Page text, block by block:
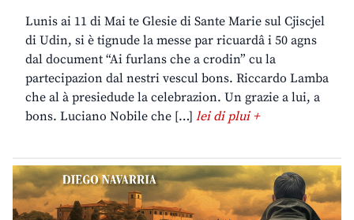
Lunis ai 11 di Mai te Glesie di Sante Marie sul Cjiscjel
di Udin, si è tignude la messe par ricuardâ i 50 agns
dal document “Ai furlans che a crodin” cu la
partecipazion dal nestri vescul bons. Riccardo Lamba
che al à presiedude la celebrazion. Un grazie a lui, a
bons. Luciano Nobile che […] lei di plui +